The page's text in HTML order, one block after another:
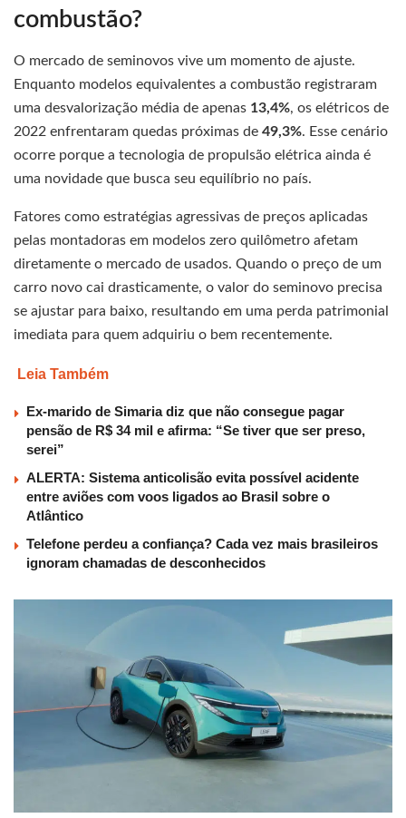
combustão?
O mercado de seminovos vive um momento de ajuste.
Enquanto modelos equivalentes a combustão registraram
uma desvalorização média de apenas 13,4%, os elétricos de
2022 enfrentaram quedas próximas de 49,3%. Esse cenário
ocorre porque a tecnologia de propulsão elétrica ainda é
uma novidade que busca seu equilíbrio no país.
Fatores como estratégias agressivas de preços aplicadas
pelas montadoras em modelos zero quilômetro afetam
diretamente o mercado de usados. Quando o preço de um
carro novo cai drasticamente, o valor do seminovo precisa
se ajustar para baixo, resultando em uma perda patrimonial
imediata para quem adquiriu o bem recentemente.
Leia Também
Ex-marido de Simaria diz que não consegue pagar
pensão de R$ 34 mil e afirma: “Se tiver que ser preso,
serei”
ALERTA: Sistema anticolisão evita possível acidente
entre aviões com voos ligados ao Brasil sobre o
Atlântico
Telefone perdeu a confiança? Cada vez mais brasileiros
ignoram chamadas de desconhecidos